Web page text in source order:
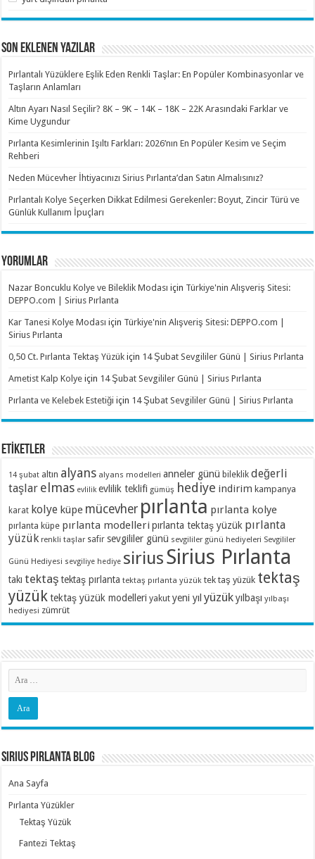
SON EKLENEN YAZILAR
Pırlantalı Yüzüklere Eşlik Eden Renkli Taşlar: En Popüler Kombinasyonlar ve
Taşların Anlamları
Altın Ayarı Nasıl Seçilir? 8K – 9K – 14K – 18K – 22K Arasındaki Farklar ve
Kime Uygundur
Pırlanta Kesimlerinin Işıltı Farkları: 2026’nın En Popüler Kesim ve Seçim
Rehberi
Neden Mücevher İhtiyacınızı Sirius Pırlanta’dan Satın Almalısınız?
Pırlantalı Kolye Seçerken Dikkat Edilmesi Gerekenler: Boyut, Zincir Türü ve
Günlük Kullanım İpuçları
YORUMLAR
Nazar Boncuklu Kolye ve Bileklik Modası için Türkiye'nin Alışveriş Sitesi:
DEPPO.com | Sirius Pırlanta
Kar Tanesi Kolye Modası için Türkiye'nin Alışveriş Sitesi: DEPPO.com |
Sirius Pırlanta
0,50 Ct. Pırlanta Tektaş Yüzük için 14 Şubat Sevgililer Günü | Sirius Pırlanta
Ametist Kalp Kolye için 14 Şubat Sevgililer Günü | Sirius Pırlanta
Pırlanta ve Kelebek Estetiği için 14 Şubat Sevgililer Günü | Sirius Pırlanta
ETİKETLER
14 şubat altın alyans alyans modelleri anneler günü bileklik değerli
taşlar elmas evlilik evlilik teklifi gümüş hediye indirim kampanya
karat kolye küpe mücevher pırlanta pırlanta kolye
pırlanta küpe pırlanta modelleri pırlanta tektaş yüzük pırlanta
yüzük renkli taşlar safir sevgililer günü sevgililer günü hediyeleri Sevgililer
Günü Hediyesi sevgiliye hediye siriusSirius Pırlanta
takı tektaş tektaş pırlanta tektaş pırlanta yüzük tek taş yüzük tektaş
yüzük tektaş yüzük modelleri yakut yeni yıl yüzük yılbaşı yılbaşı
hediyesi zümrüt
Sirius Pırlanta Blog
Ana Sayfa
Pırlanta Yüzükler
Tektaş Yüzük
Fantezi Tektaş